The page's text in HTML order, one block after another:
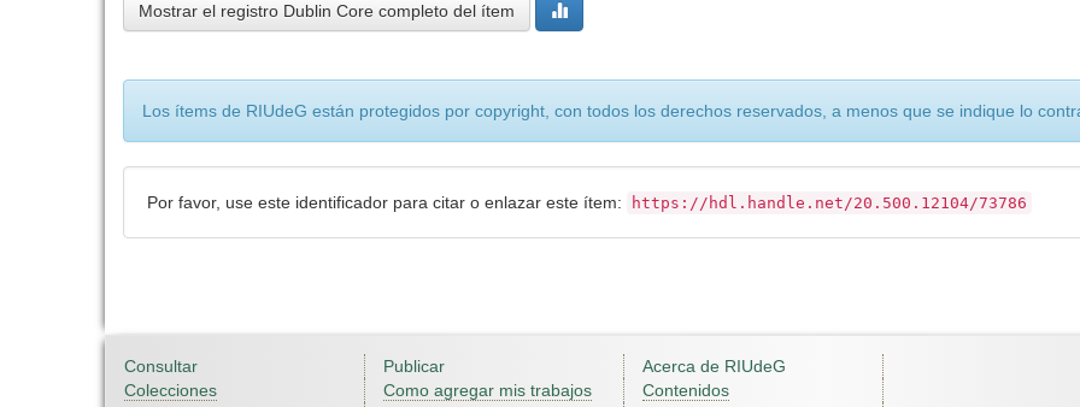
Mostrar el registro Dublin Core completo del ítem
Los ítems de RIUdeG están protegidos por copyright, con todos los derechos reservados, a menos que se indique lo
Por favor, use este identificador para citar o enlazar este ítem: https://hdl.handle.net/20.500.12104/73786
Consultar
Colecciones
Publicar
Como agregar mis trabajos
Acerca de RIUdeG
Contenidos